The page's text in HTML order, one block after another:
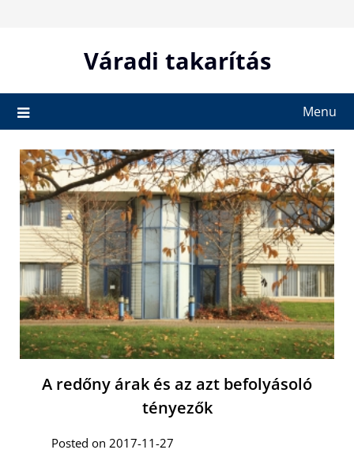
Váradi takarítás
Menu
A redőny árak és az azt befolyásoló
tényezők
Posted on 2017-11-27